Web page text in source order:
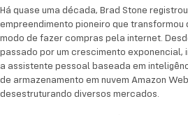
como mudanças profundas na
última década levaram a
como os erros que
negativa do público a respeito
práticas de negócios da
trabalho e sua relação com
Há quase uma década, Brad Stone
empreendimento pioneiro que
modo de fazer compras pela internet.
passado por um crescimento
a assistente pessoal baseada em
de armazenamento em nuvem Amazon
desestruturando diversos mercados.